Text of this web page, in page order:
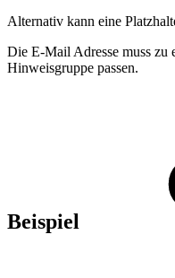
Alternativ kann eine
Die E-Mail Adresse muss zu
Hinweisgruppe passen.
Beispiel